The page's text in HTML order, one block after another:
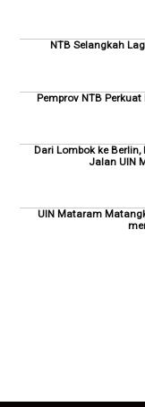
NTB Selangkah
Pemprov NTB
Dari Lombok ke
Jalan UIN
UIN Mataram